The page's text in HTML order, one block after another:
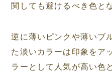
関しても避けるべき色と
逆に薄いピンクや薄いブ
た淡いカラーは印象をア
ラーとして人気が高い色